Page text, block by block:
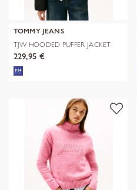
TOMMY JEANS
TJW HOODED PUFFER JACKET
229,95 €